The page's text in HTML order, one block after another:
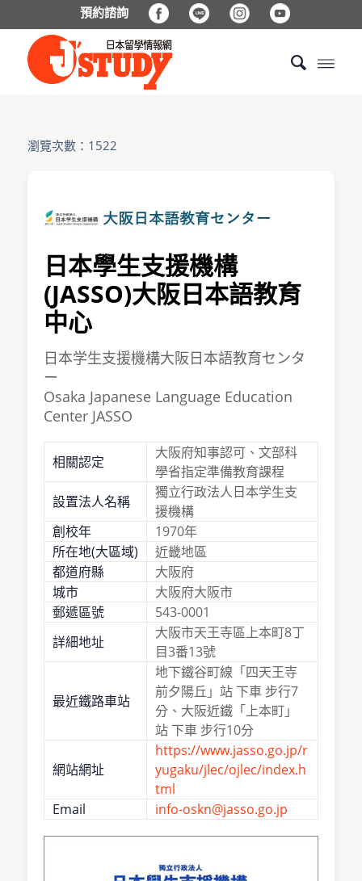
預約諮詢
瀏覽次數：1522
日本學生支援機構
(JASSO)大阪日本語教育
中心
日本学生支援機構大阪日本語教育センタ
ー
Osaka Japanese Language Education
Center JASSO
相關認定
大阪府知事認可、文部科
學省指定準備教育課程
設置法人名稱
獨立行政法人日本学生支
援機構
創校年
1970年
所在地(大區域)
近畿地區
都道府縣
大阪府
城市
大阪府大阪市
郵遞區號
543-0001
詳細地址
大阪市天王寺區上本町8丁
目3番13號
最近鐵路車站
地下鐵谷町線「四天王寺
前夕陽丘」站 下車 步行7
分、大阪近鐵「上本町」
站 下車 步行10分
網站網址
https://www.jasso.go.jp/r
yugaku/jlec/ojlec/index.h
tml
Email
info-oskn@jasso.go.jp